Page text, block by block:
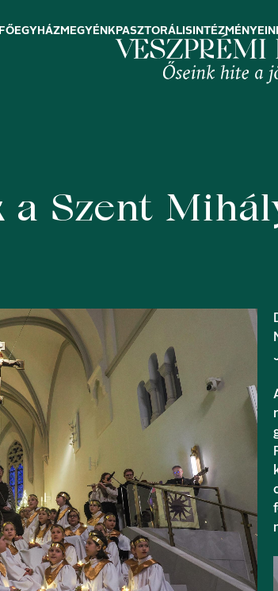
FŐEGYHÁZMEGYÉNK PASZTORÁLIS
Szent